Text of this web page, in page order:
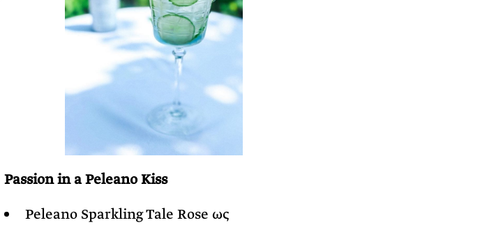
Passion in a Peleano Kiss
Peleano Sparkling Tale Rose ως